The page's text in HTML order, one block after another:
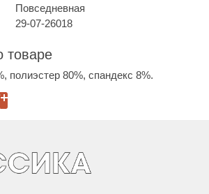
Повседневная
29-07-26018
товаре
полиэстер 80%, спандекс 8%.